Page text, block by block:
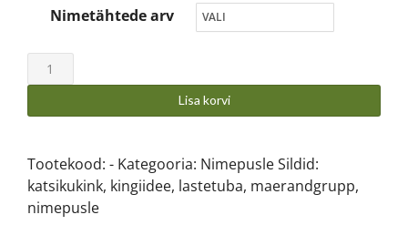
Nimetähtede arv
Lisa korvi
Tootekood: - Kategooria: NimepusleSildid:
katsikukink, kingiidee, lastetuba, maerandgrupp,
nimepusle